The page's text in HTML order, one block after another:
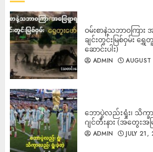
ဝမ်းစာနဲ့သဘာဝကြား
ချင်းတွင်းမြစ်ဝှမ်း ရွှ
ဆောင်းပါး)
ADMIN
ဘောပွဲလည်းရှုံး၊ သိက္
ဂျင်တီးနား (အတွေးအမ
ADMIN JULY 21,